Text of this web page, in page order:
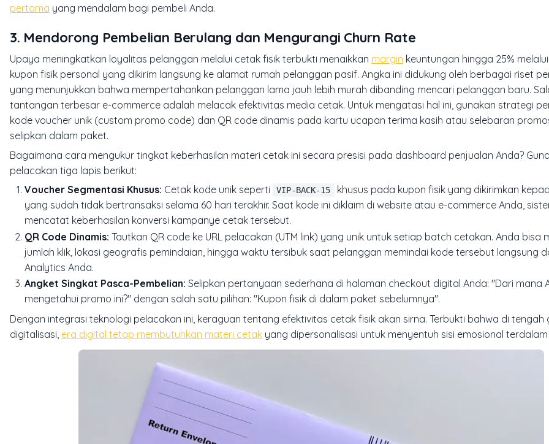
pertama yang mendalam bagi pembeli Anda.
3. Mendorong Pembelian Berulang dan Mengurangi Churn Rate
Upaya meningkatkan loyalitas pelanggan melalui cetak fisik terbukti menaikkan margin keuntungan hingga 25%
kupon fisik personal yang dikirim langsung ke alamat rumah pelanggan pasif. Angka ini didukung oleh berbagai riset
yang menunjukkan bahwa mempertahankan pelanggan lama jauh lebih murah dibanding mencari pelanggan baru.
tantangan terbesar e-commerce adalah melacak efektivitas media cetak. Untuk mengatasi hal ini, gunakan strategi
kode voucher unik (custom promo code) dan QR code dinamis pada kartu ucapan terima kasih atau selebaran
selipkan dalam paket.
Bagaimana cara mengukur tingkat keberhasilan materi cetak ini secara presisi pada dashboard penjualan Anda?
pelacakan tiga lapis berikut:
Voucher Segmentasi Khusus: Cetak kode unik seperti VIP-BACK-15
khusus pada kupon fisik yang dikirimkan
yang sudah tidak bertransaksi selama 60 hari terakhir. Saat kode ini diklaim di website atau e-commerce Anda,
mencatat keberhasilan konversi kampanye cetak tersebut.
QR Code Dinamis: Tautkan QR code ke URL pelacakan (UTM link) yang unik untuk setiap batch cetakan. Anda bisa
jumlah klik, lokasi geografis pemindaian, hingga waktu tersibuk saat pelanggan memindai kode tersebut langsung
Analytics Anda.
Angket Singkat Pasca-Pembelian: Selipkan pertanyaan sederhana di halaman checkout digital Anda: "Dari mana
mengetahui promo ini?" dengan salah satu pilihan: "Kupon fisik di dalam paket sebelumnya".
Dengan integrasi teknologi pelacakan ini, keraguan tentang efektivitas cetak fisik akan sirna. Terbukti bahwa di tengah
digitalisasi, era digital tetap membutuhkan materi cetak yang dipersonalisasi untuk menyentuh sisi emosional